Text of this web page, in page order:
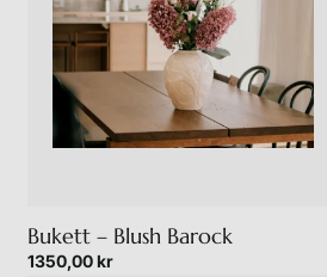
Bukett – Blush Barock
1350,00kr